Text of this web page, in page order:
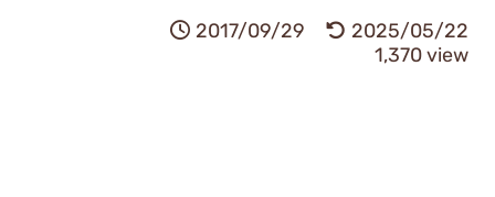
2017/09/29
2025/05/22
1,370 view